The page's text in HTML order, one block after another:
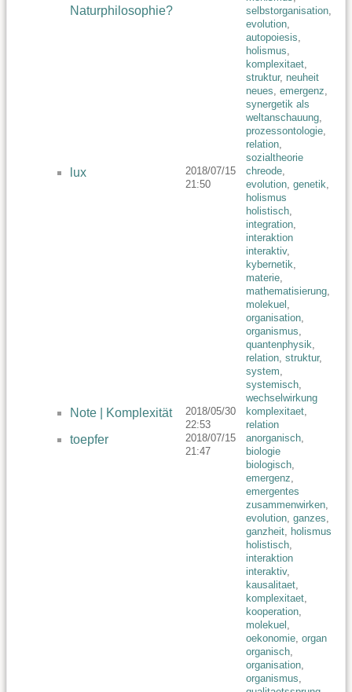
Naturphilosophie?
selbstorganisation,
evolution,
autopoiesis,
holismus,
komplexitaet,
struktur, neuheit
neues, emergenz,
synergetik als
weltanschauung,
prozessontologie,
relation,
sozialtheorie
lux
2018/07/15
21:50
chreode,
evolution, genetik,
holismus
holistisch,
integration,
interaktion
interaktiv,
kybernetik,
materie,
mathematisierung,
molekuel ,
organisation,
organismus,
quantenphysik,
relation, struktur,
system,
systemisch,
wechselwirkung
Note | Komplexität
2018/05/30
22:53
komplexitaet,
relation
toepfer
2018/07/15
21:47
anorganisch,
biologie
biologisch,
emergenz,
emergentes
zusammenwirken,
evolution, ganzes,
ganzheit, holismus
holistisch,
interaktion
interaktiv,
kausalitaet,
komplexitaet,
kooperation,
molekuel ,
oekonomie, organ
organisch,
organisation,
organismus,